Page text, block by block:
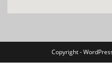
Copyright -